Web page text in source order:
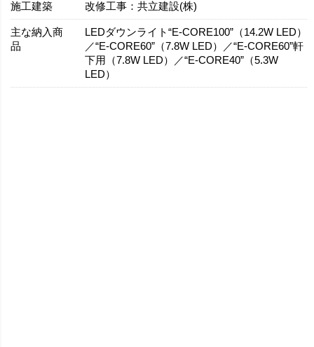
施工建築 改修工事：共立建設(株)
主な納入商
品
LEDダウンライト“E-CORE100”（14.2W LED）
／“E-CORE60”（7.8W LED）／“E-CORE60”軒
下用（7.8W LED）／“E-CORE40”（5.3W
LED）